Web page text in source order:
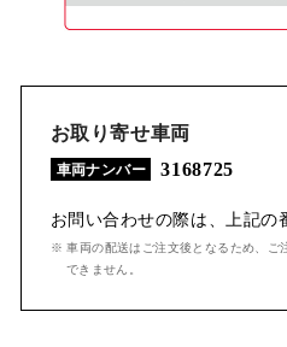
お取り寄せ車両
車両ナンバー 3168725
お問い合わせの際は、上記の
※ 車両の配送はご注文後となるため、ご
できません。